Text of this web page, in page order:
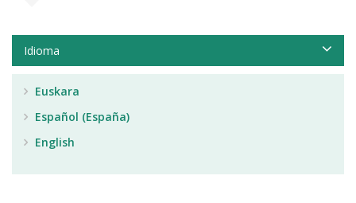
Idioma
Euskara
Español (España)
English